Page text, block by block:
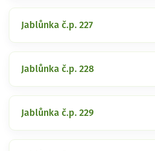
Jablůnka č.p. 227
Jablůnka č.p. 228
Jablůnka č.p. 229